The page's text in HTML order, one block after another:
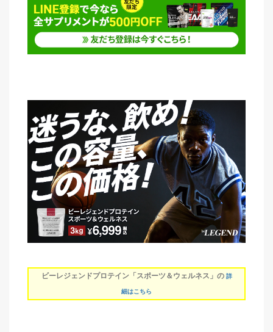
ビーレジェンドプロテイン「スポーツ＆ウェルネス」の 詳
細はこちら